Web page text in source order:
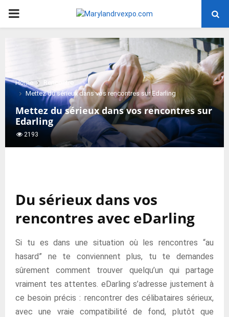
PRIMARY
Home
Rencontre
Mettez du sérieux dans vos rencontres sur Edarling
Mettez du sérieux dans vos rencontres sur
Edarling
2193
Du sérieux dans vos
rencontres avec eDarling
Si tu es dans une situation où les rencontres “au
hasard” ne te conviennent plus, tu te demandes
sûrement comment trouver quelqu’un qui partage
vraiment tes attentes. eDarling s’adresse justement à
ce besoin précis : rencontrer des célibataires sérieux,
avec une vraie compatibilité de fond, plutôt que